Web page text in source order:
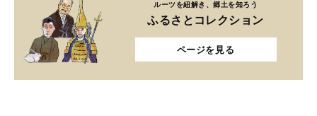
ルーツを紐解き、郷土を知ろう
ふるさとコレクション
ページを見る